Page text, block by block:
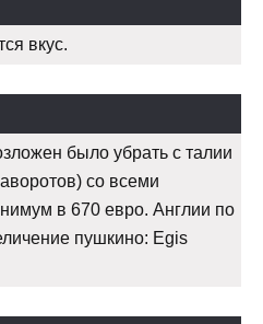
вкус.
было убрать с талии
со всеми
в 670 евро. Англии по
пушкино: Egis